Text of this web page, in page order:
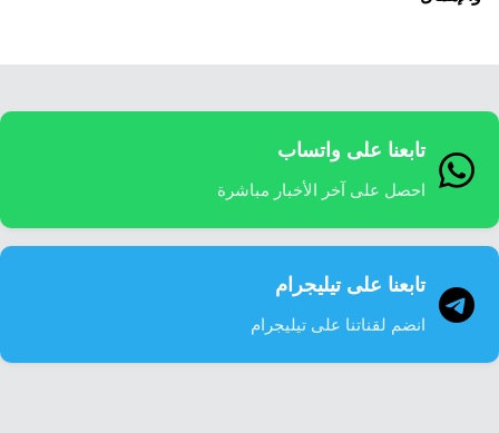
تابعنا على واتساب
احصل على آخر الأخبار مباشرة
تابعنا على تيليجرام
انضم لقناتنا على تيليجرام